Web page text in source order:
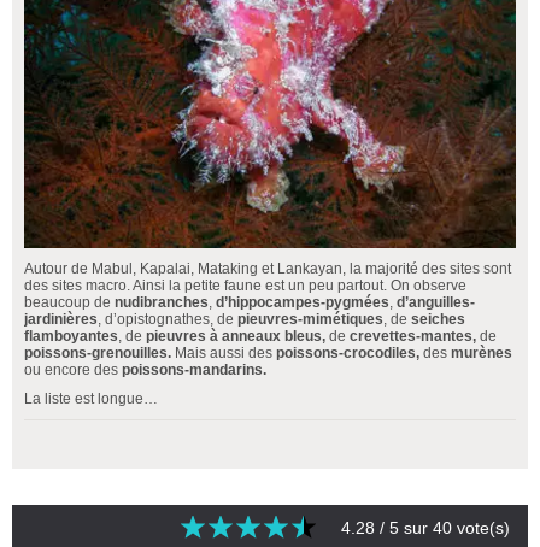
Autour de Mabul, Kapalai, Mataking et Lankayan, la majorité des sites sont
des sites macro. Ainsi la petite faune est un peu partout. On observe
beaucoup de nudibranches, d’hippocampes-pygmées, d’anguilles-
jardinières, d’opistognathes, de pieuvres-mimétiques, de seiches
flamboyantes, de pieuvres à anneaux bleus, de crevettes-mantes, de
poissons-grenouilles. Mais aussi des poissons-crocodiles, des murènes
ou encore des poissons-mandarins.
La liste est longue…
4.28 / 5 sur 40 vote(s)